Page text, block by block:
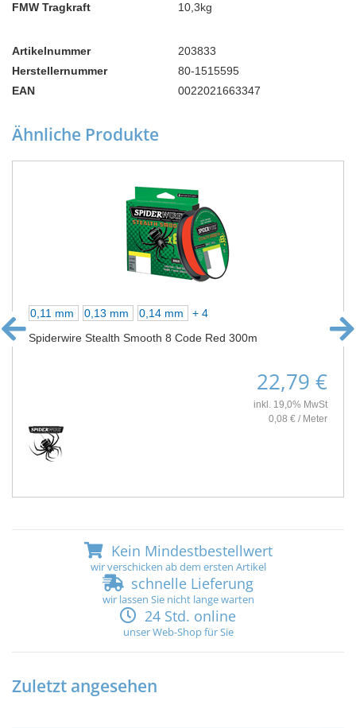
FMW Tragkraft
10,3kg
Artikelnummer
203833
Herstellernummer
80-1515595
EAN
0022021663347
Ähnliche Produkte
0,11 mm 0,13 mm 0,14 mm
+ 4
Spiderwire Stealth Smooth 8 Code Red 300m
22,79 €
inkl. 19,0% MwSt
0,08 € / Meter
Kein Mindestbestellwert
wir verschicken ab dem ersten Artikel
schnelle Lieferung
wir lassen Sie nicht lange warten
24 Std. online
unser Web-Shop für Sie
Zuletzt angesehen